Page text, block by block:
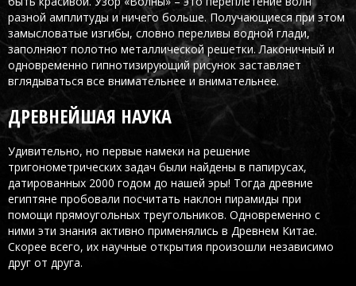
разной амплитуды и ничего больше. Получающиеся при этом
замысловатые изгибы, словно переливы водной глади,
заполняют полотно металлической решетки. Лаконичный и
одновременно гипнотизирующий рисунок заставляет
вглядываться все внимательнее и внимательнее.
ДРЕВНЕЙШАЯ НАУКА
Удивительно, но первые намеки на решение
тригонометрических задач были найдены в папирусах,
датированных 2000 годом до нашей эры! Тогда древние
египтяне пробовали посчитать наклон пирамиды при
помощи прямоугольных треугольников. Одновременно с
ними эти знания активно применялись в Древнем Китае.
Скорее всего, их научные открытия произошли независимо
друг от друга.